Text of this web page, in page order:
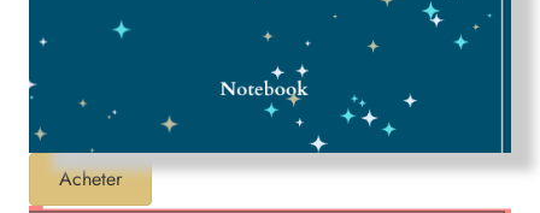
Acheter